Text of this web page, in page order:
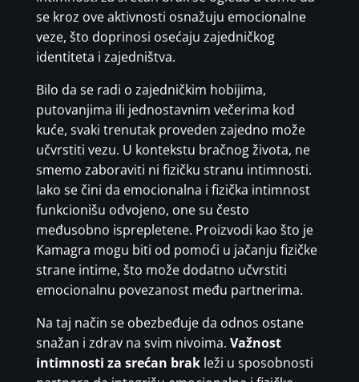
se kroz ove aktivnosti osnažuju emocionalne
veze, što doprinosi osećaju zajedničkog
identiteta i zajedništva.
Bilo da se radi o zajedničkim hobijima,
putovanjima ili jednostavnim večerima kod
kuće, svaki trenutak proveden zajedno može
učvrstiti vezu. U kontekstu bračnog života, ne
smemo zaboraviti ni fizičku stranu intimnosti.
Iako se čini da emocionalna i fizička intimnost
funkcionišu odvojeno, one su često
međusobno isprepletene. Proizvodi kao što je
Kamagra mogu biti od pomoći u jačanju fizičke
strane intime, što može dodatno učvrstiti
emocionalnu povezanost među partnerima.
Na taj način se obezbeđuje da odnos ostane
snažan i zdrav na svim nivoima. Važnost
intimnosti za srećan brakleži u sposobnosti